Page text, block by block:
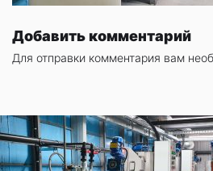
Добавить комментарий
Для отправки комментария вам